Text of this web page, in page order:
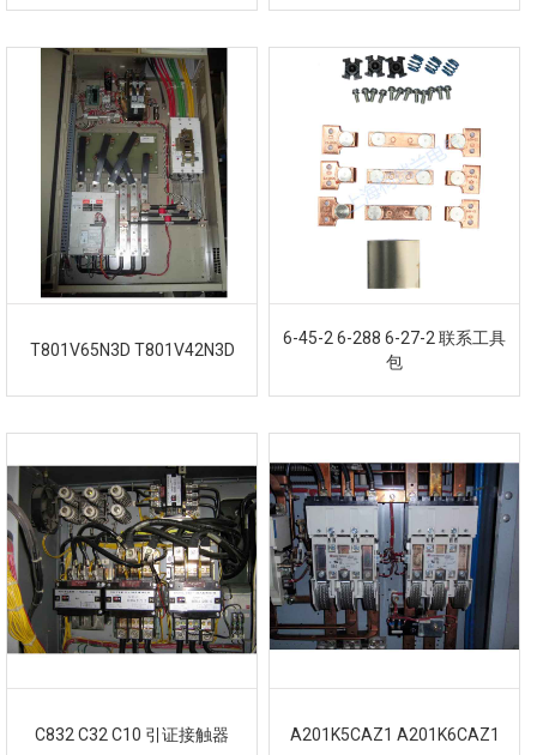
T801V65N3D T801V42N3D
6-45-2 6-288 6-27-2 联系工具
包
C832 C32 C10 引证接触器 A201K5CAZ1 A201K6CAZ1